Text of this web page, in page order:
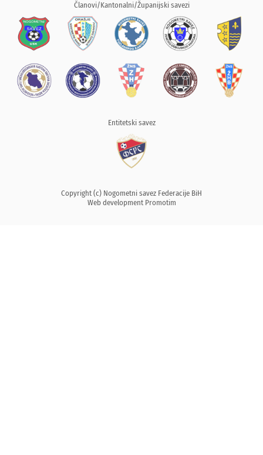
Članovi/Kantonalni/Županijski savezi
Entitetski savez
Copyright (c) Nogometni savez Federacije BiH
Web development Promotim